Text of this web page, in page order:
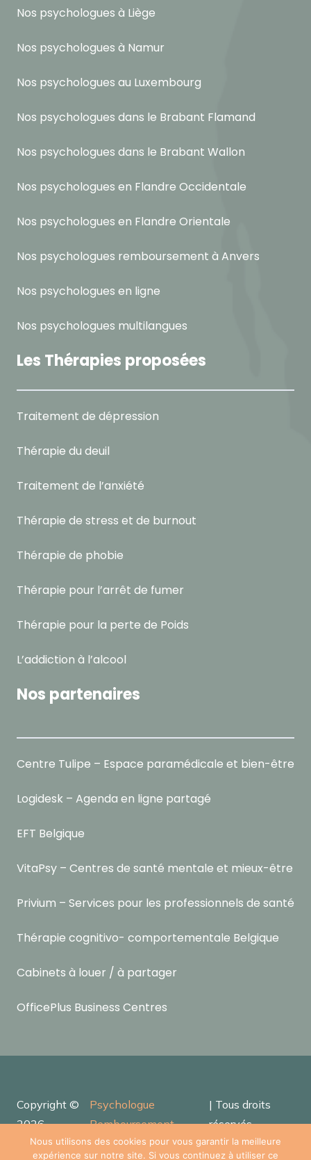
Nos psychologues à Liège
Nos psychologues à Namur
Nos psychologues au Luxembourg
Nos psychologues dans le Brabant Flamand
Nos psychologues dans le Brabant Wallon
Nos psychologues en Flandre Occidentale
Nos psychologues en Flandre Orientale
Nos psychologues remboursement à Anvers
Nos psychologues en ligne
Nos psychologues multilangues
Les Thérapies proposées
Traitement de dépression
Thérapie du deuil
Traitement de l’anxiété
Thérapie de stress et de burnout
Thérapie de phobie
Thérapie pour l’arrêt de fumer
Thérapie pour la perte de Poids
L’addiction à l’alcool
Nos partenaires
Centre Tulipe – Espace paramédicale et bien-être
Logidesk – Agenda en ligne partagé
EFT Belgique
VitaPsy – Centres de santé mentale et mieux-être
Privium – Services pour les professionnels de santé
Thérapie cognitivo- comportementale Belgique
Cabinets à louer / à partager
OfficePlus Business Centres
Copyright ©
2026
Psychologue
Remboursement
| Tous droits
réservés.
Powered by Privium – Services pour psychologues,
Nous utilisons des cookies pour vous garantir la meilleure
expérience sur notre site. Si vous continuez à utiliser ce